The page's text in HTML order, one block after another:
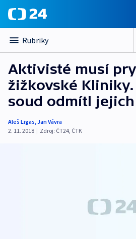
Rubriky
Aktivisté musí
žižkovské
soud odmítl
Aleš Ligas,Jan Vávra
2. 11. 2018 | Zdroj: ČT24, ČTK